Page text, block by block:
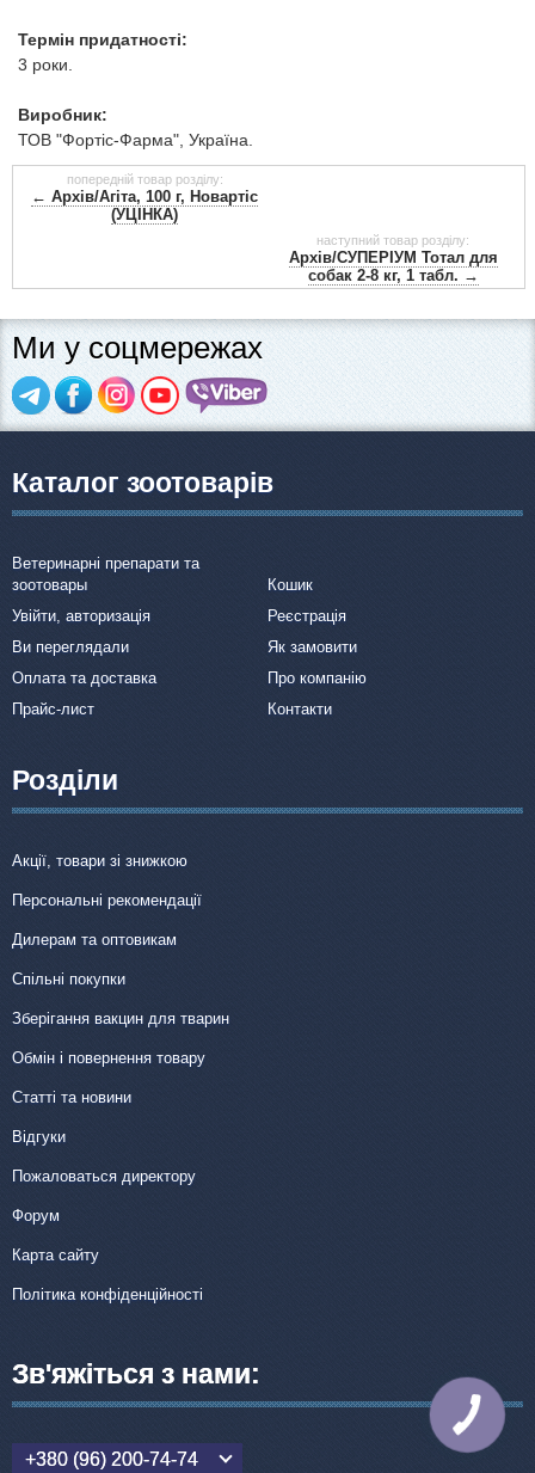
Термін придатності:
3 роки.
Виробник:
ТОВ "Фортіс-Фарма", Україна.
попередній товар розділу:
← Архів/Агіта, 100 г, Новартіс
(УЦІНКА)
наступний товар розділу:
Архів/СУПЕРІУМ Тотал для
собак 2-8 кг, 1 табл. →
Ми у соцмережах
Каталог зоотоварів
Ветеринарні препарати та
зоотовары
Кошик
Увійти, авторизація
Реєстрація
Ви переглядали
Як замовити
Оплата та доставка
Про компанію
Прайс-лист
Контакти
Розділи
Акції, товари зі знижкою
Персональні рекомендації
Дилерам та оптовикам
Спільні покупки
Зберігання вакцин для тварин
Обмін і повернення товару
Статті та новини
Відгуки
Пожаловаться директору
Форум
Карта сайту
Політика конфіденційності
Зв'яжіться з нами:
+380 (96) 200-74-74
КНОПКА
ЗВ'ЯЗКУ